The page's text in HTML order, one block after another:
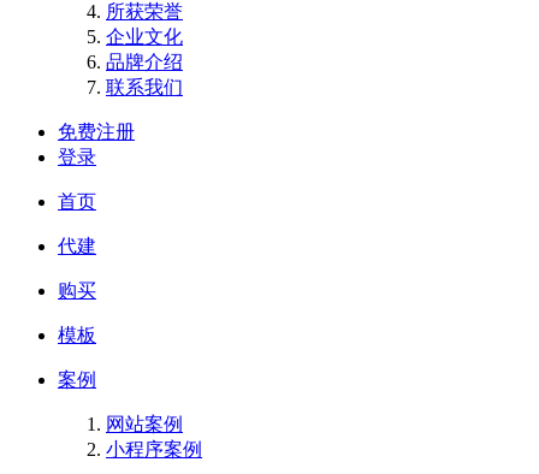
所获荣誉
企业文化
品牌介绍
联系我们
免费注册
登录
首页
代建
购买
模板
案例
网站案例
小程序案例